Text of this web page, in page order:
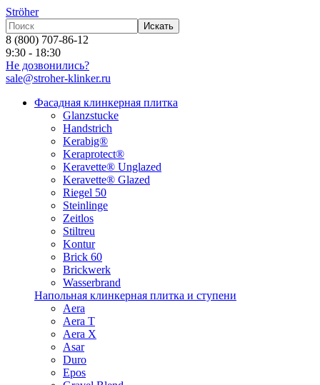
Ströher
Искать
8 (800) 707-86-12
9:30 - 18:30
Не дозвонились?
sale@stroher-klinker.ru
Фасадная клинкерная плитка
Glanzstucke
Handstrich
Kerabig®
Keraprotect®
Keravette® Unglazed
Keravette® Glazed
Riegel 50
Steinlinge
Zeitlos
Stiltreu
Kontur
Brick 60
Brickwerk
Wasserbrand
Напольная клинкерная плитка и ступени
Aera
Aera T
Aera X
Asar
Duro
Epos